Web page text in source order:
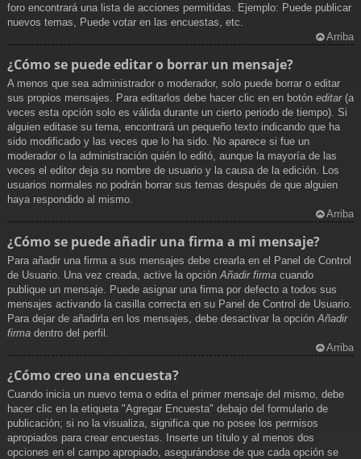
foro encontrará una lista de acciones permitidas. Ejemplo: Puede publicar
nuevos temas, Puede votar en las encuestas, etc.
Arriba
¿Cómo se puede editar o borrar un mensaje?
A menos que sea administrador o moderador, solo puede borrar o editar
sus propios mensajes. Para editarlos debe hacer clic en en botón editar(a
veces esta opción solo es válida durante un cierto periodo de tiempo). Si
alguien editase su tema, encontrará un pequeño texto indicando que ha
sido modificado y las veces que lo ha sido. No aparece si fue un
moderador o la administración quién lo editó, aunque la mayoría de las
veces el editor deja su nombre de usuario y la causa de la edición. Los
usuarios normales no podrán borrar sus temas después de que alguien
haya respondido al mismo.
Arriba
¿Cómo se puede añadir una firma a mi mensaje?
Para añadir una firma a sus mensajes debe crearla en el Panel de Control
de Usuario. Una vez creada, active la opción Añadir firma cuando
publique un mensaje. Puede asignar una firma por defecto a todos sus
mensajes activando la casilla correcta en su Panel de Control de Usuario.
Para dejar de añadirla en los mensajes, debe desactivar la opción Añadir
firma dentro del perfil.
Arriba
¿Cómo creo una encuesta?
Cuando inicia un nuevo tema o edita el primer mensaje del mismo, debe
hacer clic en la etiqueta "Agregar Encuesta" debajo del formulario de
publicación; si no la visualiza, significa que no posee los permisos
apropiados para crear encuestas. Inserte un título y al menos dos
opciones en el campo apropiado, asegurándose de que cada opción se